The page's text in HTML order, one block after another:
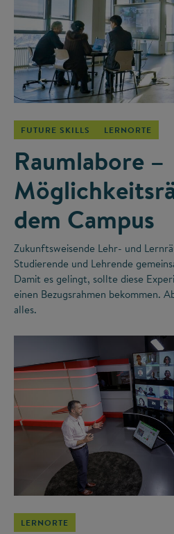
FUTURE SKILLS LERNORTE
Raumlabore –
dem Campus
Zukunftsweisende Lehr- und
Studierende und Lehrende
Damit es gelingt, sollte diese
einen Bezugsrahmen bekommen.
alles.
LERNORTE